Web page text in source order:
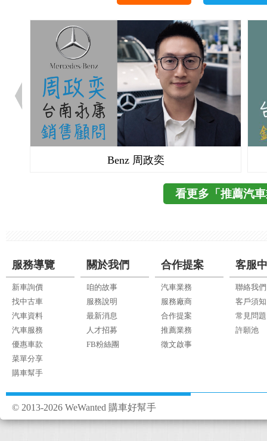
Benz 周政奕
看更多「推薦汽
服務導覽
新車詢價
找中古車
汽車資料
汽車服務
優惠車款
菜單分享
購車幫手
關於我們
咱的故事
服務說明
最新消息
人才招募
FB粉絲團
合作提案
汽車業務
服務廠商
合作提案
推薦業務
徵文啟事
客服
聯絡我們
客戶須知
常見問題
許願池
© 2013-2026 WeWanted 購車好幫手